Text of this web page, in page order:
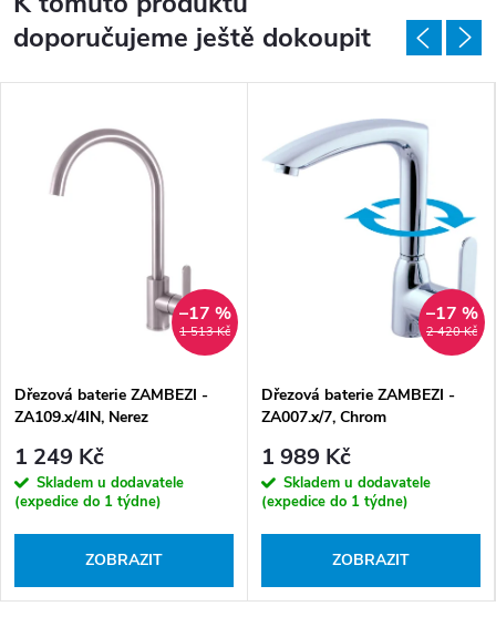
doporučujeme ještě dokoupit
1 513 Kč
–17 %
Dřezová baterie ZAMBEZI -
ZA109.x/4IN, Nerez
1 249 Kč
Skladem u dodavatele
(expedice do 1 týdne)
ZOBRAZIT
2 420 Kč
–17 %
Dřezová baterie ZAMBEZI -
ZA007.x/7, Chrom
1 989 Kč
Skladem u dodavatele
(expedice do 1 týdne)
ZOBRAZIT